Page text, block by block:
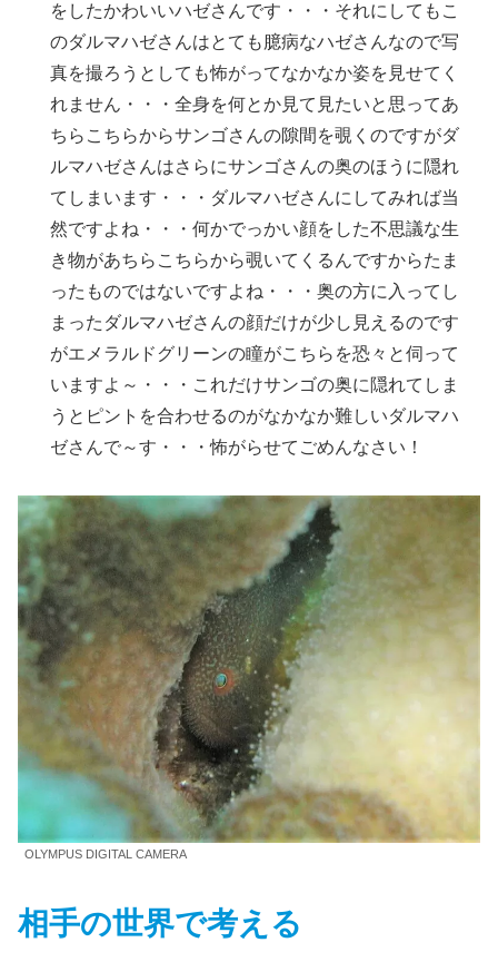
をしたかわいいハゼさんです・・・それにしてもこ
のダルマハゼさんはとても臆病なハゼさんなので写
真を撮ろうとしても怖がってなかなか姿を見せてく
れません・・・全身を何とか見て見たいと思ってあ
ちらこちらからサンゴさんの隙間を覗くのですがダ
ルマハゼさんはさらにサンゴさんの奥のほうに隠れ
てしまいます・・・ダルマハゼさんにしてみれば当
然ですよね・・・何かでっかい顔をした不思議な生
き物があちらこちらから覗いてくるんですからたま
ったものではないですよね・・・奥の方に入ってし
まったダルマハゼさんの顔だけが少し見えるのです
がエメラルドグリーンの瞳がこちらを恐々と伺って
いますよ～・・・これだけサンゴの奥に隠れてしま
うとピントを合わせるのがなかなか難しいダルマハ
ゼさんで～す・・・怖がらせてごめんなさい！
OLYMPUS DIGITAL CAMERA
相手の世界で考える